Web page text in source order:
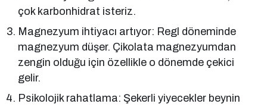
çok karbonhidrat isteriz.
Magnezyum ihtiyacı artıyor: Regl döneminde
magnezyum düşer. Çikolata magnezyumdan
zengin olduğu için özellikle o dönemde çekici
gelir.
Psikolojik rahatlama: Şekerli yiyecekler beynin